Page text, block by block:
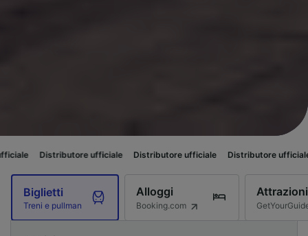
ufficiale Distributore ufficiale Distributore ufficiale
Biglietti
Treni e pullman
Alloggi
Booking.com
Attrazioni